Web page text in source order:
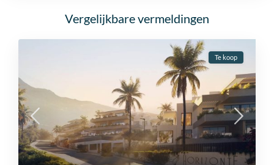
Vergelijkbare vermeldingen
Te koop